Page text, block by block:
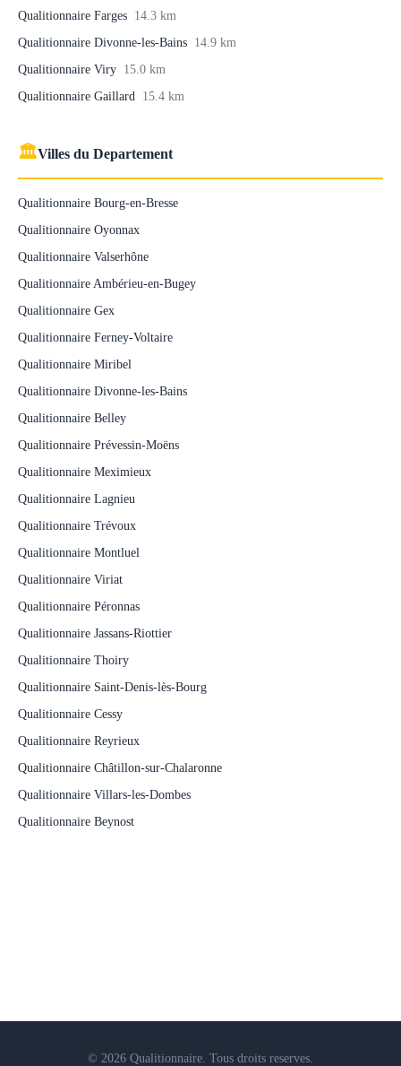
Qualitionnaire Farges 14.3 km
Qualitionnaire Divonne-les-Bains 14.9 km
Qualitionnaire Viry 15.0 km
Qualitionnaire Gaillard 15.4 km
🏛Villes du Departement
Qualitionnaire Bourg-en-Bresse
Qualitionnaire Oyonnax
Qualitionnaire Valserhône
Qualitionnaire Ambérieu-en-Bugey
Qualitionnaire Gex
Qualitionnaire Ferney-Voltaire
Qualitionnaire Miribel
Qualitionnaire Divonne-les-Bains
Qualitionnaire Belley
Qualitionnaire Prévessin-Moëns
Qualitionnaire Meximieux
Qualitionnaire Lagnieu
Qualitionnaire Trévoux
Qualitionnaire Montluel
Qualitionnaire Viriat
Qualitionnaire Péronnas
Qualitionnaire Jassans-Riottier
Qualitionnaire Thoiry
Qualitionnaire Saint-Denis-lès-Bourg
Qualitionnaire Cessy
Qualitionnaire Reyrieux
Qualitionnaire Châtillon-sur-Chalaronne
Qualitionnaire Villars-les-Dombes
Qualitionnaire Beynost
© 2026 Qualitionnaire. Tous droits reserves.